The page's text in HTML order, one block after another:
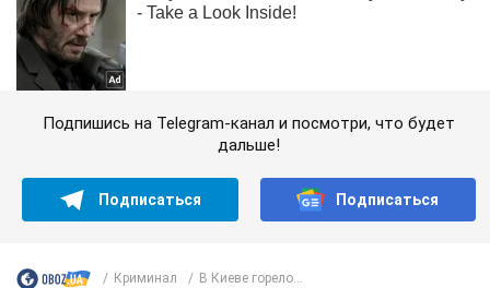
Подпишись на Telegram-канал и посмотри, что будет
дальше!
Подписаться Подписаться
Криминал В Киеве горело...